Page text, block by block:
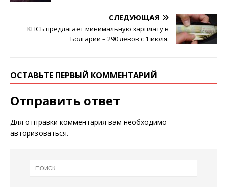
СЛЕДУЮЩАЯ
КНСБ предлагает минимальную зарплату в
Болгарии – 290 левов с 1 июля.
ОСТАВЬТЕ ПЕРВЫЙ КОММЕНТАРИЙ
Отправить ответ
Для отправки комментария вам необходимо
авторизоваться.